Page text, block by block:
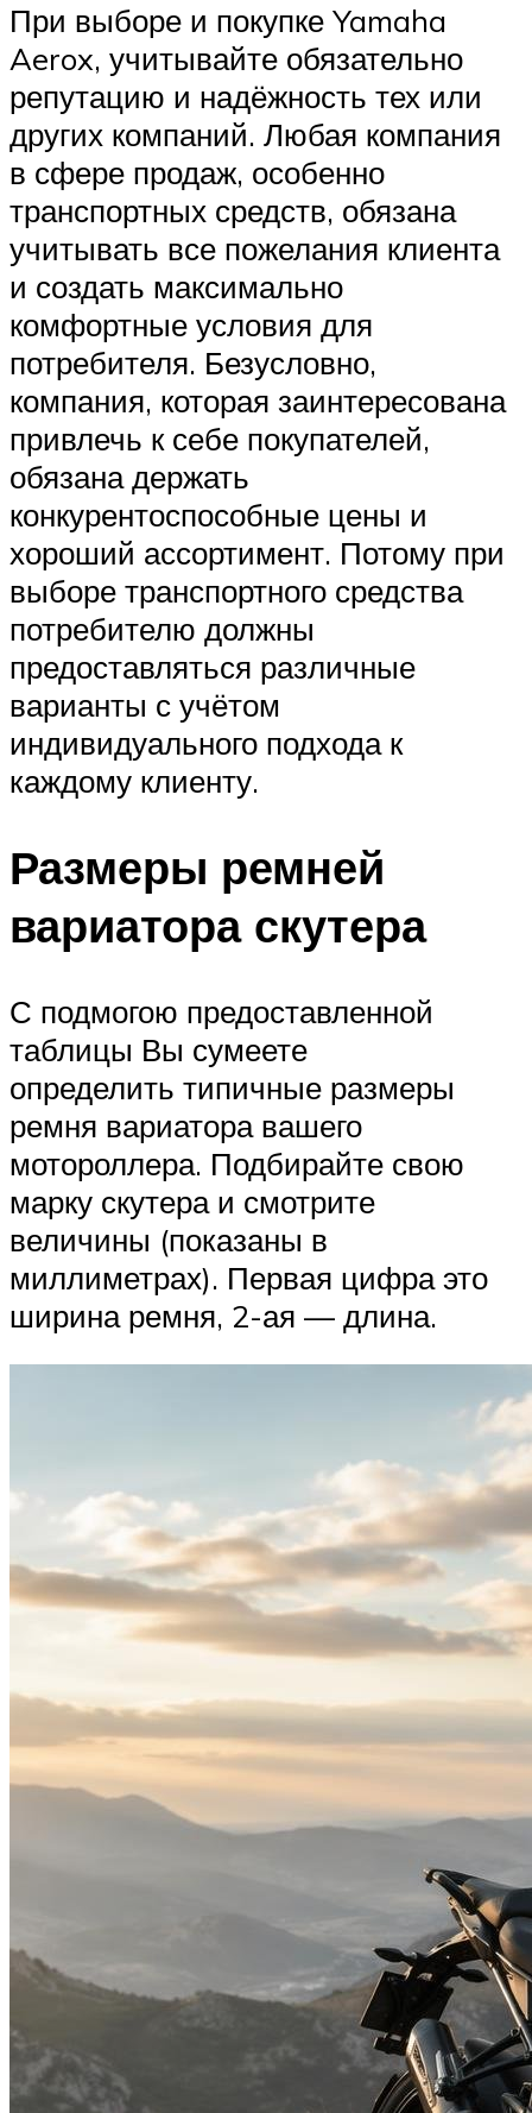
При выборе и покупке Yamaha
Aerox, учитывайте обязательно
репутацию и надёжность тех или
других компаний. Любая компания
в сфере продаж, особенно
транспортных средств, обязана
учитывать все пожелания клиента
и создать максимально
комфортные условия для
потребителя. Безусловно,
компания, которая заинтересована
привлечь к себе покупателей,
обязана держать
конкурентоспособные цены и
хороший ассортимент. Потому при
выборе транспортного средства
потребителю должны
предоставляться различные
варианты с учётом
индивидуального подхода к
каждому клиенту.
Размеры ремней
вариатора скутера
С подмогою предоставленной
таблицы Вы сумеете
определить типичные размеры
ремня вариатора вашего
мотороллера. Подбирайте свою
марку скутера и смотрите
величины (показаны в
миллиметрах). Первая цифра это
ширина ремня, 2-ая — длина.